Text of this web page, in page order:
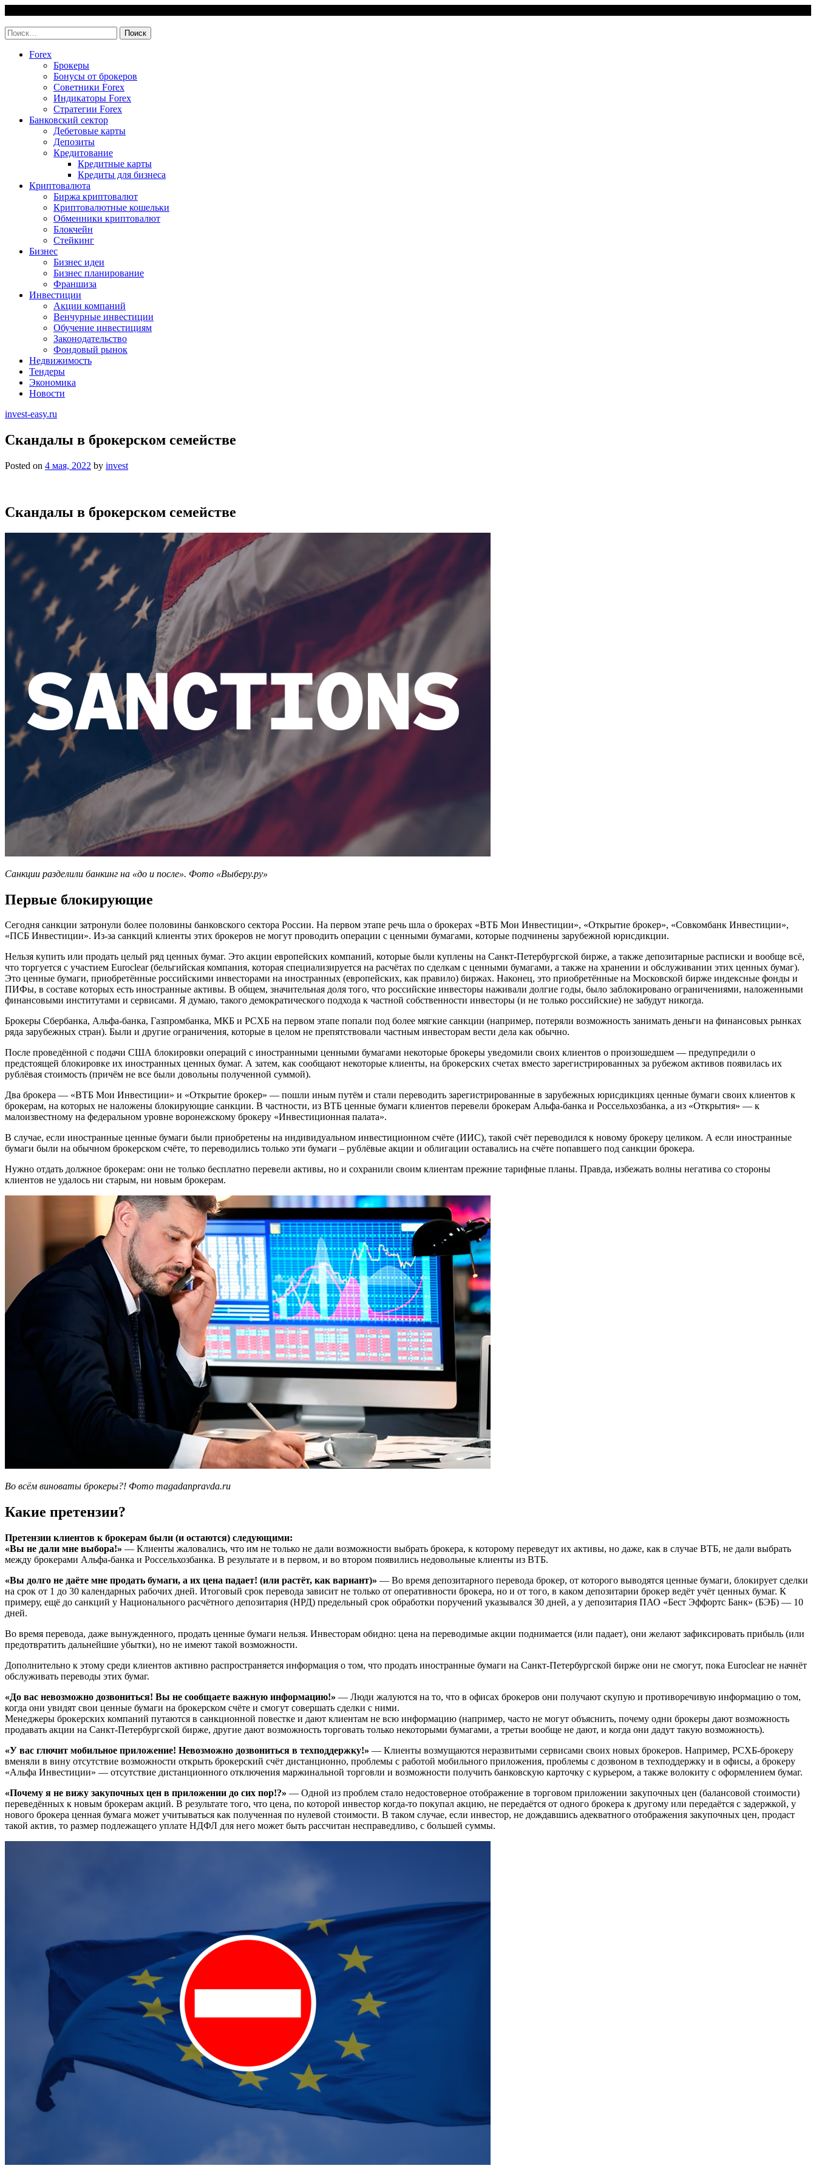
content
Найти:
Forex
Брокеры
Бонусы от брокеров
Советники Forex
Индикаторы Forex
Стратегии Forex
Банковский сектор
Дебетовые карты
Депозиты
Кредитование
Кредитные карты
Кредиты для бизнеса
Криптовалюта
Биржа криптовалют
Криптовалютные кошельки
Обменники криптовалют
Блокчейн
Стейкинг
Бизнес
Бизнес идеи
Бизнес планирование
Франшиза
Инвестиции
Акции компаний
Венчурные инвестиции
Обучение инвестициям
Законодательство
Фондовый рынок
Недвижимость
Тендеры
Экономика
Новости
invest-easy.ru
Скандалы в брокерском семействе
Posted on 4 мая, 2022 by invest
Скандалы в брокерском семействе
Санкции разделили банкинг на «до и после». Фото «Выберу.ру»
Первые блокирующие
Сегодня санкции затронули более половины банковского сектора России. На первом этапе речь шла о брокерах «ВТБ Мои Инвестиции», «Открытие брокер», «Совкомбанк Инвестиции»,
«ПСБ Инвестиции». Из-за санкций клиенты этих брокеров не могут проводить операции с ценными бумагами, которые подчинены зарубежной юрисдикции.
Нельзя купить или продать целый ряд ценных бумаг. Это акции европейских компаний, которые были куплены на Санкт-Петербургской бирже, а также депозитарные расписки и вообще всё,
что торгуется с участием Euroclear (бельгийская компания, которая специализируется на расчётах по сделкам с ценными бумагами, а также на хранении и обслуживании этих ценных бумаг).
Это ценные бумаги, приобретённые российскими инвесторами на иностранных (европейских, как правило) биржах. Наконец, это приобретённые на Московской бирже индексные фонды и
ПИФы, в составе которых есть иностранные активы. В общем, значительная доля того, что российские инвесторы наживали долгие годы, было заблокировано ограничениями, наложенными
финансовыми институтами и сервисами. Я думаю, такого демократического подхода к частной собственности инвесторы (и не только российские) не забудут никогда.
Брокеры Сбербанка, Альфа-банка, Газпромбанка, МКБ и РСХБ на первом этапе попали под более мягкие санкции (например, потеряли возможность занимать деньги на финансовых рынках
ряда зарубежных стран). Были и другие ограничения, которые в целом не препятствовали частным инвесторам вести дела как обычно.
После проведённой с подачи США блокировки операций с иностранными ценными бумагами некоторые брокеры уведомили своих клиентов о произошедшем — предупредили о
предстоящей блокировке их иностранных ценных бумаг. А затем, как сообщают некоторые клиенты, на брокерских счетах вместо зарегистрированных за рубежом активов появилась их
рублёвая стоимость (причём не все были довольны полученной суммой).
Два брокера — «ВТБ Мои Инвестиции» и «Открытие брокер» — пошли иным путём и стали переводить зарегистрированные в зарубежных юрисдикциях ценные бумаги своих клиентов к
брокерам, на которых не наложены блокирующие санкции. В частности, из ВТБ ценные бумаги клиентов перевели брокерам Альфа-банка и Россельхозбанка, а из «Открытия» — к
малоизвестному на федеральном уровне воронежскому брокеру «Инвестиционная палата».
В случае, если иностранные ценные бумаги были приобретены на индивидуальном инвестиционном счёте (ИИС), такой счёт переводился к новому брокеру целиком. А если иностранные
бумаги были на обычном брокерском счёте, то переводились только эти бумаги – рублёвые акции и облигации оставались на счёте попавшего под санкции брокера.
Нужно отдать должное брокерам: они не только бесплатно перевели активы, но и сохранили своим клиентам прежние тарифные планы. Правда, избежать волны негатива со стороны
клиентов не удалось ни старым, ни новым брокерам.
Во всём виноваты брокеры?! Фото magadanpravda.ru
Какие претензии?
Претензии клиентов к брокерам были (и остаются) следующими:
«Вы не дали мне выбора!» — Клиенты жаловались, что им не только не дали возможности выбрать брокера, к которому переведут их активы, но даже, как в случае ВТБ, не дали выбрать
между брокерами Альфа-банка и Россельхозбанка. В результате и в первом, и во втором появились недовольные клиенты из ВТБ.
«Вы долго не даёте мне продать бумаги, а их цена падает! (или растёт, как вариант)» — Во время депозитарного перевода брокер, от которого выводятся ценные бумаги, блокирует сделки
на срок от 1 до 30 календарных рабочих дней. Итоговый срок перевода зависит не только от оперативности брокера, но и от того, в каком депозитарии брокер ведёт учёт ценных бумаг. К
примеру, ещё до санкций у Национального расчётного депозитария (НРД) предельный срок обработки поручений указывался 30 дней, а у депозитария ПАО «Бест Эффортс Банк» (БЭБ) — 10
дней.
Во время перевода, даже вынужденного, продать ценные бумаги нельзя. Инвесторам обидно: цена на переводимые акции поднимается (или падает), они желают зафиксировать прибыль (или
предотвратить дальнейшие убытки), но не имеют такой возможности.
Дополнительно к этому среди клиентов активно распространяется информация о том, что продать иностранные бумаги на Санкт-Петербургской бирже они не смогут, пока Euroclear не начнёт
обслуживать переводы этих бумаг.
«До вас невозможно дозвониться! Вы не сообщаете важную информацию!» — Люди жалуются на то, что в офисах брокеров они получают скупую и противоречивую информацию о том,
когда они увидят свои ценные бумаги на брокерском счёте и смогут совершать сделки с ними.
Менеджеры брокерских компаний путаются в санкционной повестке и дают клиентам не всю информацию (например, часто не могут объяснить, почему одни брокеры дают возможность
продавать акции на Санкт-Петербургской бирже, другие дают возможность торговать только некоторыми бумагами, а третьи вообще не дают, и когда они дадут такую возможность).
«У вас глючит мобильное приложение! Невозможно дозвониться в техподдержку!» — Клиенты возмущаются неразвитыми сервисами своих новых брокеров. Например, РСХБ-брокеру
вменяли в вину отсутствие возможности открыть брокерский счёт дистанционно, проблемы с работой мобильного приложения, проблемы с дозвоном в техподдержку и в офисы, а брокеру
«Альфа Инвестиции» — отсутствие дистанционного отключения маржинальной торговли и возможности получить банковскую карточку с курьером, а также волокиту с оформлением бумаг.
«Почему я не вижу закупочных цен в приложении до сих пор!?» — Одной из проблем стало недостоверное отображение в торговом приложении закупочных цен (балансовой стоимости)
переведённых к новым брокерам акций. В результате того, что цена, по которой инвестор когда-то покупал акцию, не передаётся от одного брокера к другому или передаётся с задержкой, у
нового брокера ценная бумага может учитываться как полученная по нулевой стоимости. В таком случае, если инвестор, не дождавшись адекватного отображения закупочных цен, продаст
такой актив, то размер подлежащего уплате НДФЛ для него может быть рассчитан несправедливо, с большей суммы.